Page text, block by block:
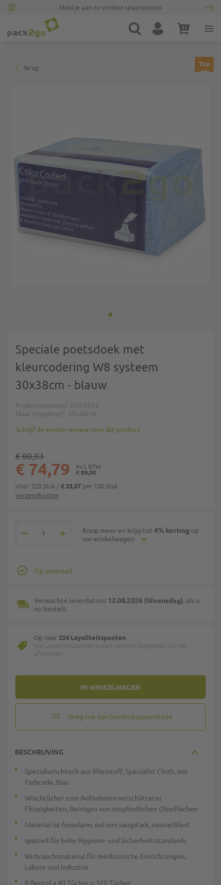
Meld je aan en verdien spaarpunten
Ga naar homepagina
Zoek Account Winkelwagen
Terug Top
Speciale poetsdoek met
kleurcodering W8 systeem
30x38cm - blauw
Productnummer P2G7652
Maat (Hygiëne)
30x38cm
Schrijf de eerste review over dit product
Verzendkosten
€ 89,00
€ 74,79
€ 80,03
Voor 320 Stuk /€ 23,37 per 100 Stuk
Koop meer en krijg tot 4% korting op
uw winkelwagen
IN WINKELWAGEN
Op voorraad
Verwachte leverdatum: 12.08.2026 (Woensdag), als u
nu bestelt.
Op naar 224 Loyaliteitspunten
Uw Loyaliteitspunten zullen worden toegepast bij het
afrekenen.
Voeg toe aan boodschappenlijstje
BESCHRIJVING
Spezialwischtuch aus Vliesstoff, Specialist Cloth, mit
Farbcode, blau
Wischtücher zum Aufnehmen verschütteter
Flüssigkeiten, Reinigen von empfindlichen Oberflächen
Material ist fusselarm, extrem saugstark, nassreißfest
speziell für hohe Hygiene- und Sicherheitsstandards
Verbrauchsmaterial für medizinische Einrichtungen,
Labore und Industrie
8 Beutel a 40 Tücher = 320 Tücher